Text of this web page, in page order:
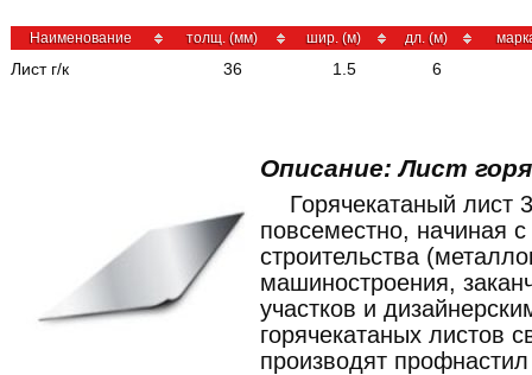
Наименование толщ. (мм) шир. (м) дл. (м)
Лист г/к 36 1.5 6
Описание: Лист
Горячекатаный лист
повсеместно, начиная
строительства
машиностроения,
участков и
горячекатаных листов
производят